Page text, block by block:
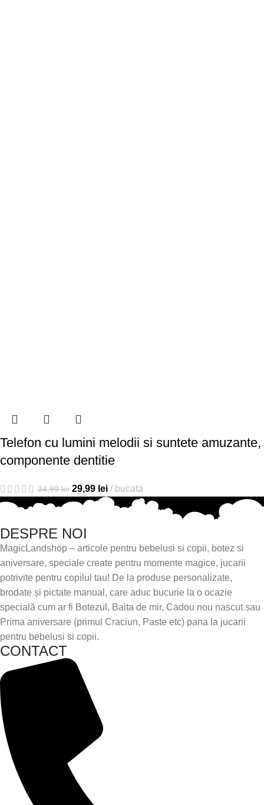
Telefon cu lumini melodii si suntete amuzante,
componente dentitie
34,99lei 29,99 lei bucata
DESPRE NOI
MagicLandshop – articole pentru bebelusi si copii, botez si
aniversare, speciale create pentru momente magice, jucarii
potrivite pentru copilul tau! De la produse personalizate,
brodate și pictate manual, care aduc bucurie la o ocazie
specială cum ar fi Botezul, Baita de mir, Cadou nou nascut sau
Prima aniversare (primul Craciun, Paste etc) pana la jucarii
pentru bebelusi si copii.
CONTACT